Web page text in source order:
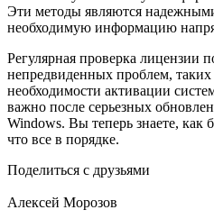
Эти методы являются
необходимую информацию
Регулярная проверка лицензии
непредвиденных проблем,
необходимости активации
важно после серьезных
Windows. Вы теперь знаете, как
что все в порядке.
Поделиться с друзьями
Алексей Морозов